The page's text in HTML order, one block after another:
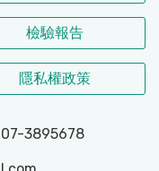
檢驗報告
隱私權政策
07-3895678